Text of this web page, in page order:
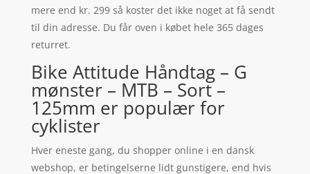
mere end kr. 299 så koster det ikke noget at få sendt
til din adresse. Du får oven i købet hele 365 dages
returret.
Bike Attitude Håndtag – G
mønster – MTB – Sort –
125mm er populær for
cyklister
Hver eneste gang, du shopper online i en dansk
webshop, er betingelserne lidt gunstigere, end hvis